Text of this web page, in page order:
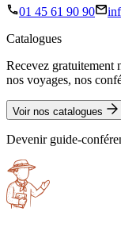
01 45 61 90 90
Catalogues
Recevez gratuitement
nos voyages, nos
Voir nos catalogues
Devenir guide-